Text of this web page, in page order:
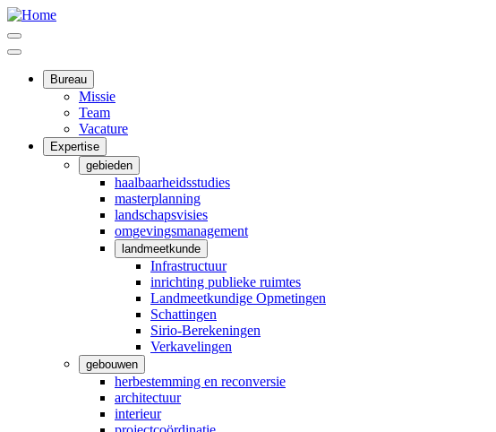
Overslaan
en
naar
inhoud
Menu
Menu
Hoofdnavigatie
Bureau
Missie
Team
Vacature
Expertise
gebieden
haalbaarheidsstudies
masterplanning
landschapsvisies
omgevingsmanagement
landmeetkunde
Infrastructuur
inrichting publieke ruimtes
Landmeetkundige Opmetingen
Schattingen
Sirio-Berekeningen
Verkavelingen
gebouwen
herbestemming en reconversie
architectuur
interieur